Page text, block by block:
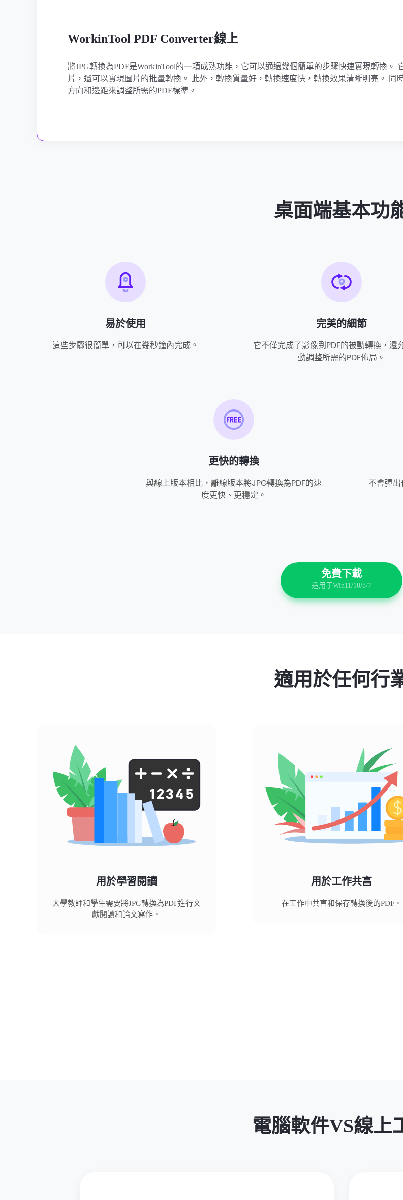
WorkinTool PDF Converter線上
將JPG轉換為PDF是WorkinTool的一項成熟功能，它可以通過幾個簡單的步驟快速實現轉換。
片，還可以實現圖片的批量轉換。 此外，轉換質量好，轉換速度快，轉換效果清晰明亮。 同
方向和邊距來調整所需的PDF標準。
桌面端基本功
易於使用
這些步驟很簡單，可以在幾秒鐘內完成。
完美的細節
它不僅完成了影像到PDF的被動轉換，還
動調整所需的PDF佈局。
更快的轉換
與線上版本相比，離線版本將JPG轉換為PDF的速
度更快、更穩定。
不會彈
免費下載
适用于Win11/10/8/7
適用於任何行
用於學習閱讀
大學教師和學生需要將JPG轉換為PDF進行文
獻閱讀和論文寫作。
用於工作共亯
在工作中共亯和保存轉換後的PDF。
電腦軟件VS線上